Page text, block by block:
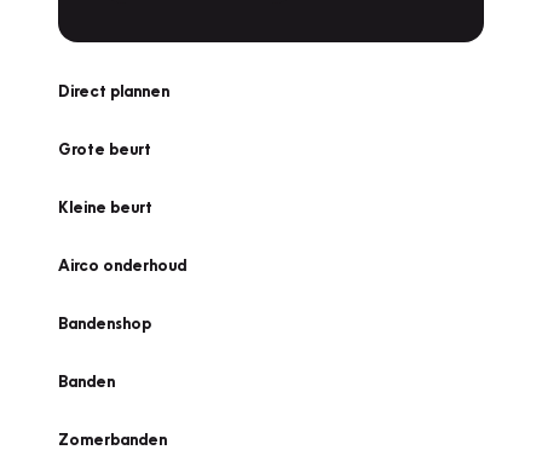
Direct plannen
Grote beurt
Kleine beurt
Airco onderhoud
Bandenshop
Banden
Zomerbanden